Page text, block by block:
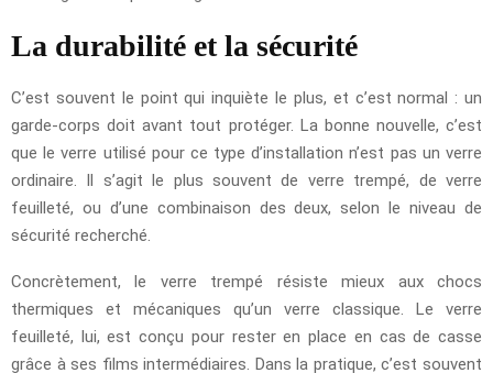
La durabilité et la sécurité
C’est souvent le point qui inquiète le plus, et c’est normal : un
garde-corps doit avant tout protéger. La bonne nouvelle, c’est
que le verre utilisé pour ce type d’installation n’est pas un verre
ordinaire. Il s’agit le plus souvent de verre trempé, de verre
feuilleté, ou d’une combinaison des deux, selon le niveau de
sécurité recherché.
Concrètement, le verre trempé résiste mieux aux chocs
thermiques et mécaniques qu’un verre classique. Le verre
feuilleté, lui, est conçu pour rester en place en cas de casse
grâce à ses films intermédiaires. Dans la pratique, c’est souvent